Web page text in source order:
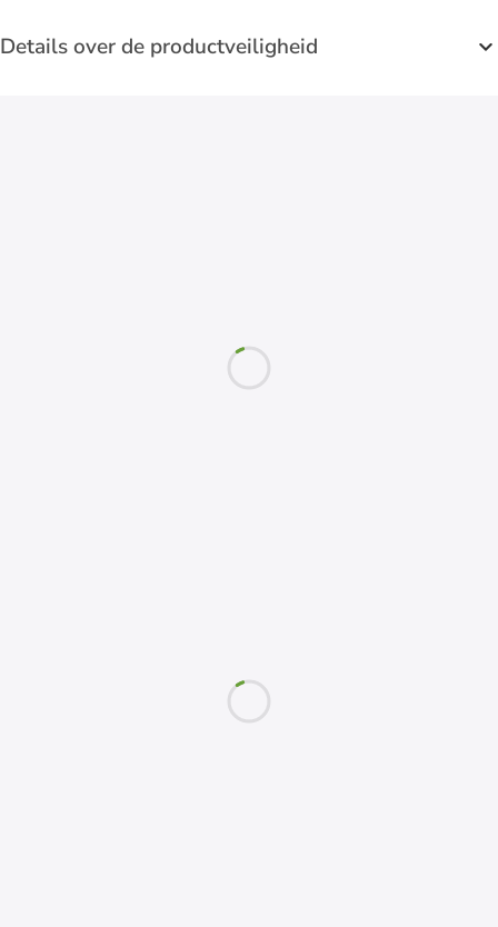
Details over de productveiligheid